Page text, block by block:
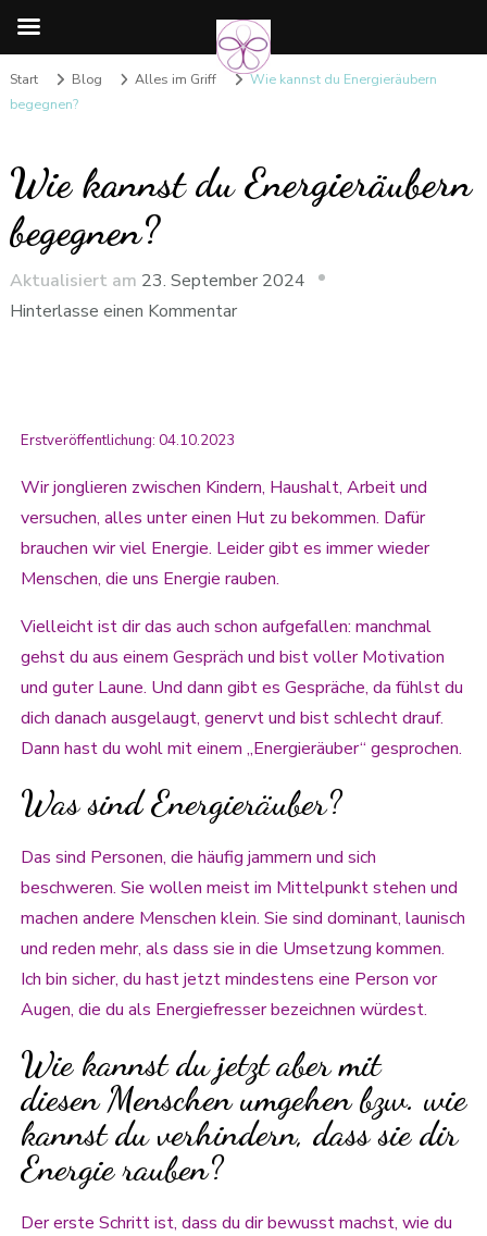
Start Blog Alles im Griff
Wie kannst du Energieräubern
begegnen?
Wie kannst du Energieräubern
begegnen?
Aktualisiert am 23. September 2024
Hinterlasse einen Kommentar
Erstveröffentlichung: 04.10.2023
Wir jonglieren zwischen Kindern, Haushalt, Arbeit und
versuchen, alles unter einen Hut zu bekommen. Dafür
brauchen wir viel Energie. Leider gibt es immer wieder
Menschen, die uns Energie rauben.
Vielleicht ist dir das auch schon aufgefallen: manchmal
gehst du aus einem Gespräch und bist voller Motivation
und guter Laune. Und dann gibt es Gespräche, da fühlst du
dich danach ausgelaugt, genervt und bist schlecht drauf.
Dann hast du wohl mit einem „Energieräuber“ gesprochen.
Was sind Energieräuber?
Das sind Personen, die häufig jammern und sich
beschweren. Sie wollen meist im Mittelpunkt stehen und
machen andere Menschen klein. Sie sind dominant, launisch
und reden mehr, als dass sie in die Umsetzung kommen.
Ich bin sicher, du hast jetzt mindestens eine Person vor
Augen, die du als Energiefresser bezeichnen würdest.
Wie kannst du jetzt aber mit
diesen Menschen umgehen bzw. wie
kannst du verhindern, dass sie dir
Energie rauben?
Der erste Schritt ist, dass du dir bewusst machst, wie du